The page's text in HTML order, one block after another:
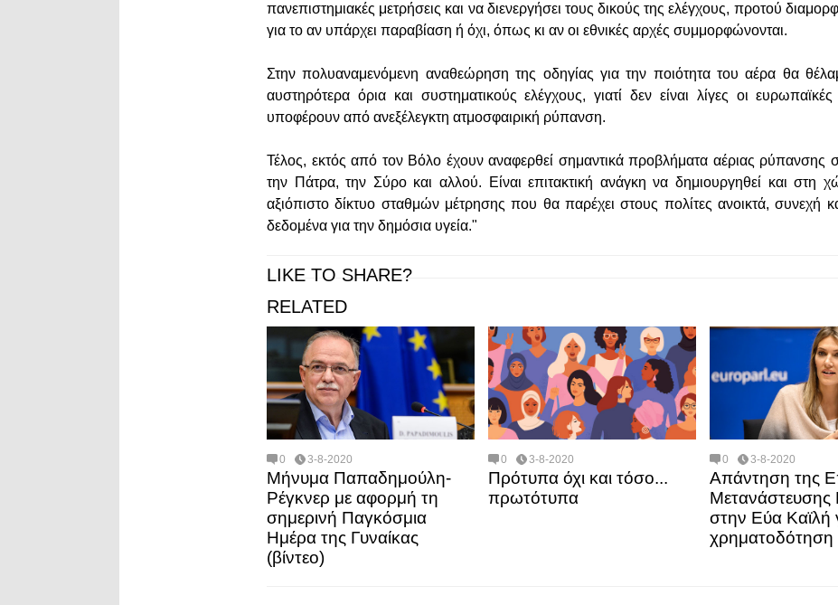
πανεπιστημιακές μετρήσεις και να διενεργήσει τους δικούς της ελέγχους, προτού
για το αν υπάρχει παραβίαση ή όχι, όπως κι αν οι εθνικές αρχές συμμορφώνονται.
Στην πολυαναμενόμενη αναθεώρηση της οδηγίας για την ποιότητα του αέρα θα
αυστηρότερα όρια και συστηματικούς ελέγχους, γιατί δεν είναι λίγες οι
υποφέρουν από ανεξέλεγκτη ατμοσφαιρική ρύπανση.
Τέλος, εκτός από τον Βόλο έχουν αναφερθεί σημαντικά προβλήματα αέριας ρύπανσης
την Πάτρα, την Σύρο και αλλού. Είναι επιτακτική ανάγκη να δημιουργηθεί και στη
αξιόπιστο δίκτυο σταθμών μέτρησης που θα παρέχει στους πολίτες ανοικτά, συνεχή
δεδομένα για την δημόσια υγεία."
LIKE TO SHARE?
RELATED
0 3-8-2020
Μήνυμα Παπαδημούλη-
Ρέγκνερ με αφορμή τη
σημερινή Παγκόσμια
Ημέρα της Γυναίκας
(βίντεο)
0 3-8-2020
Πρότυπα όχι και τόσο...
πρωτότυπα
0 3-8-2020
Aπάντηση της
Μετανάστευσης
στην Εύα Καϊλή